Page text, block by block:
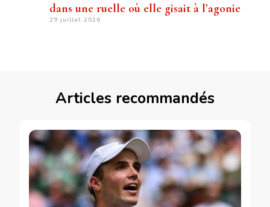
dans une ruelle où elle gisait à l’agonie
29 juillet 2026
Articles recommandés